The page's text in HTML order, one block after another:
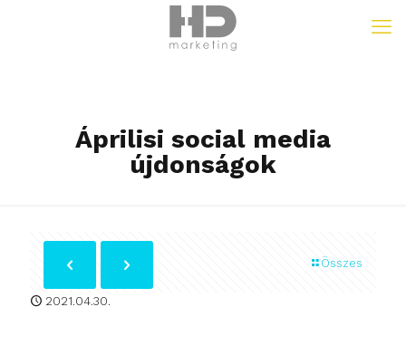
Áprilisi social media
újdonságok
Összes
2021.04.30.